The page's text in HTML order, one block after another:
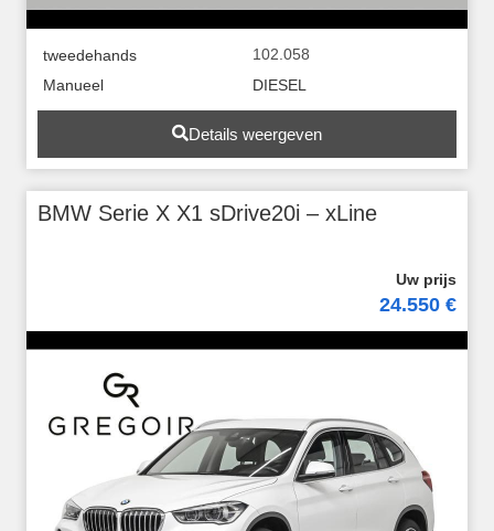
tweedehands
102.058
Manueel
DIESEL
Details weergeven
BMW Serie X X1 sDrive20i – xLine
24.550 €